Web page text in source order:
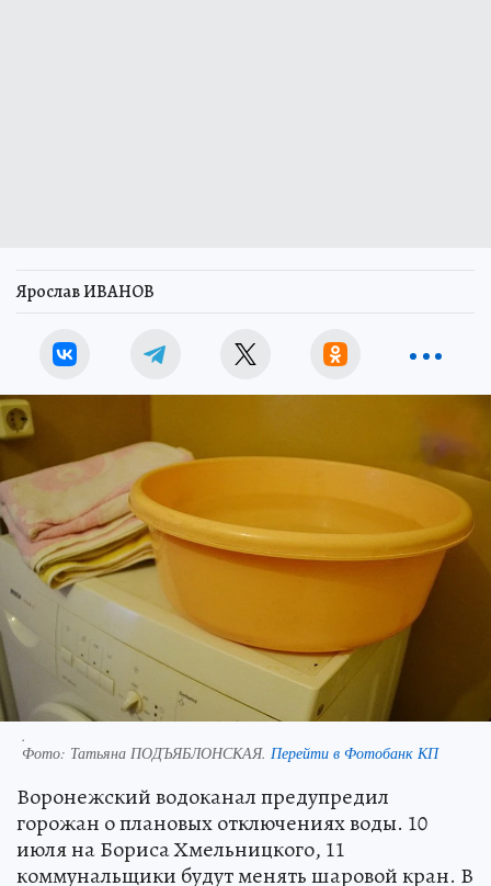
Ярослав ИВАНОВ
.
Фото: Татьяна ПОДЪЯБЛОНСКАЯ. Перейти в Фотобанк КП
Воронежский водоканал предупредил
горожан о плановых отключениях воды. 10
июля на Бориса Хмельницкого, 11
коммунальщики будут менять шаровой кран. В